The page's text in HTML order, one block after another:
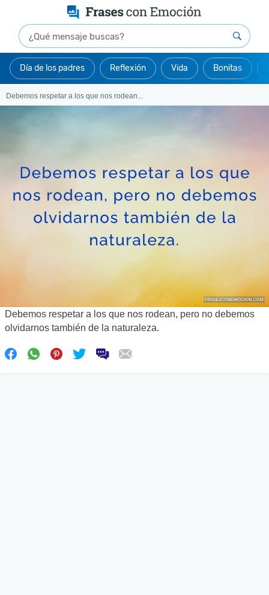
Día de los padres Reflexión Vida Bonitas
Debemos respetar a los que nos rodean...
Debemos respetar a los que nos rodean, pero no debemos
olvidarnos también de la naturaleza.